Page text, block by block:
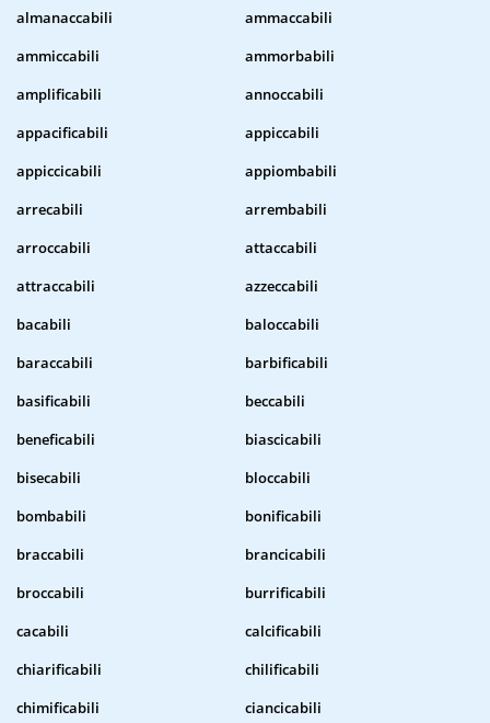
almanaccabili
ammaccabili
ammiccabili
ammorbabili
amplificabili
annoccabili
appacificabili
appiccabili
appiccicabili
appiombabili
arrecabili
arrembabili
arroccabili
attaccabili
attraccabili
azzeccabili
bacabili
baloccabili
baraccabili
barbificabili
basificabili
beccabili
beneficabili
biascicabili
bisecabili
bloccabili
bombabili
bonificabili
braccabili
brancicabili
broccabili
burrificabili
cacabili
calcificabili
chiarificabili
chilificabili
chimificabili
ciancicabili